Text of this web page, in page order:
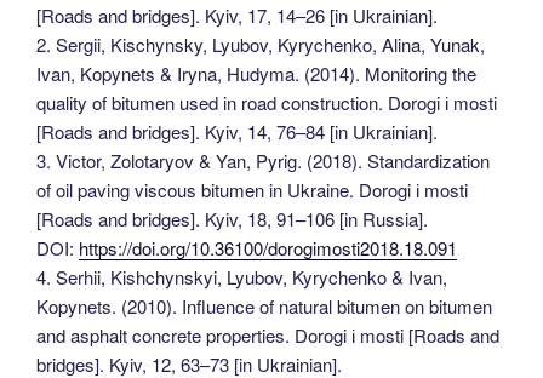
[Roads and bridges]. Kyiv, 17, 14–26 [in Ukrainian].
2. Sergii, Kischynsky, Lyubov, Kyrychenko, Alina, Yunak,
Ivan, Kopynets & Iryna, Hudyma. (2014). Monitoring the
quality of bitumen used in road construction. Dorogi і mosti
[Roads and bridges]. Kyiv, 14, 76–84 [in Ukrainian].
3. Victor, Zolotaryov & Yan, Pyrig. (2018). Standardization
of oil paving viscous bitumen in Ukraine. Dorogi і mosti
[Roads and bridges]. Kyiv, 18, 91–106 [in Russia].
DOI: https://doi.org/10.36100/dorogimosti2018.18.091
4. Serhii, Kishchynskyi, Lyubov, Kyrychenko & Ivan,
Kopynets. (2010). Influence of natural bitumen on bitumen
and asphalt concrete properties. Dorogi і mosti [Roads and
bridges]. Kyiv, 12, 63–73 [in Ukrainian].